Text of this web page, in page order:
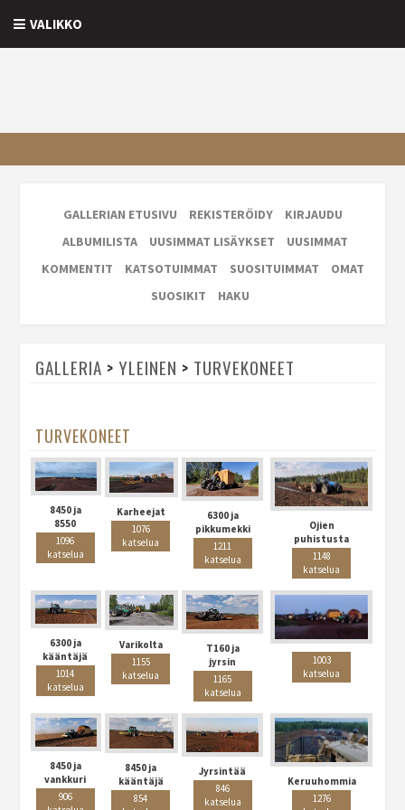
VALIKKO
GALLERIAN ETUSIVU REKISTERÖIDY
KIRJAUDU
ALBUMILISTA
UUSIMMAT LISÄYKSET
UUSIMMAT
KOMMENTIT
KATSOTUIMMAT SUOSITUIMMAT
OMAT
SUOSIKIT
HAKU
GALLERIA > YLEINEN > TURVEKONEET
TURVEKONEET
8450 ja
8550
1096
katselua
Karheejat
1076
katselua
6300 ja
pikkumekki
1211
katselua
Ojien
puhistusta
1148
katselua
6300 ja
kääntäjä
1014
katselua
Varikolta
1155
katselua
T160 ja
jyrsin
1165
katselua
1003
katselua
8450 ja
vankkuri
906
8450 ja
kääntäjä
854
Jyrsintää
846
katselua
Keruuhommia
1276